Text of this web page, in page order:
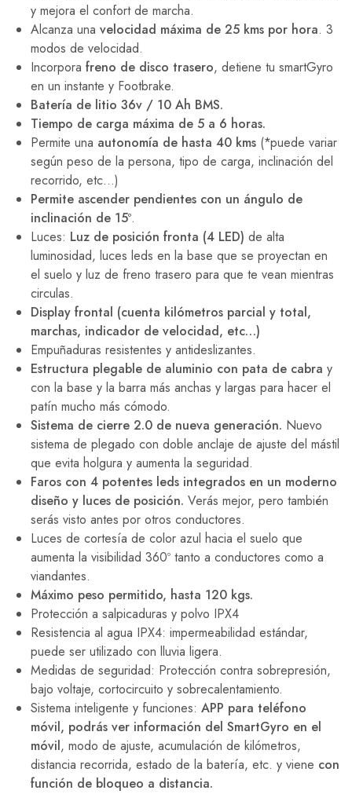
y mejora el confort de marcha.
Alcanza una velocidad máxima de 25 kms por hora. 3
modos de velocidad.
Incorpora freno de disco trasero, detiene tu smartGyro
en un instante y Footbrake.
Batería de litio 36v / 10 Ah BMS.
Tiempo de carga máxima de 5 a 6 horas.
Permite una autonomía de hasta 40 kms (*puede variar
según peso de la persona, tipo de carga, inclinación del
recorrido, etc…)
Permite ascender pendientes con un ángulo de
inclinación de 15º.
Luces: Luz de posición fronta (4 LED) de alta
luminosidad, luces leds en la base que se proyectan en
el suelo y luz de freno trasero para que te vean mientras
circulas.
Display frontal (cuenta kilómetros parcial y total,
marchas, indicador de velocidad, etc…)
Empuñaduras resistentes y antideslizantes.
Estructura plegable de aluminio con pata de cabra y
con la base y la barra más anchas y largas para hacer el
patín mucho más cómodo.
Sistema de cierre 2.0 de nueva generación. Nuevo
sistema de plegado con doble anclaje de ajuste del mástil
que evita holgura y aumenta la seguridad.
Faros con 4 potentes leds integrados en un moderno
diseño y luces de posición. Verás mejor, pero también
serás visto antes por otros conductores.
Luces de cortesía de color azul hacia el suelo que
aumenta la visibilidad 360º tanto a conductores como a
viandantes.
Máximo peso permitido, hasta 120 kgs.
Protección a salpicaduras y polvo IPX4
Resistencia al agua IPX4: impermeabilidad estándar,
puede ser utilizado con lluvia ligera.
Medidas de seguridad: Protección contra sobrepresión,
bajo voltaje, cortocircuito y sobrecalentamiento.
Sistema inteligente y funciones: APP para teléfono
móvil, podrás ver información del SmartGyro en el
móvil, modo de ajuste, acumulación de kilómetros,
distancia recorrida, estado de la batería, etc. y viene con
función de bloqueo a distancia.